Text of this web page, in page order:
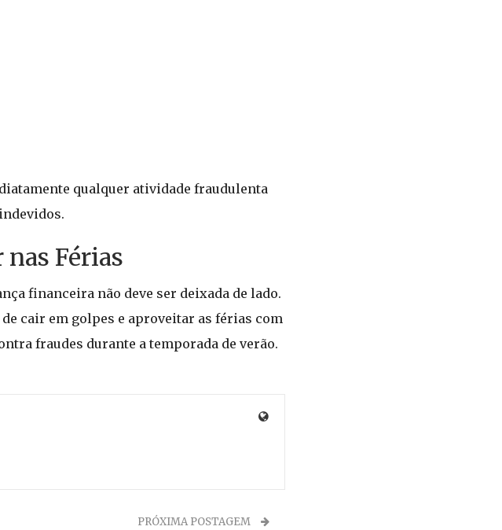
qualquer atividade fraudulenta
Férias
financeira não deve ser deixada de lado.
cair em golpes e aproveitar as férias com
fraudes durante a temporada de verão.
PRÓXIMA POSTAGEM